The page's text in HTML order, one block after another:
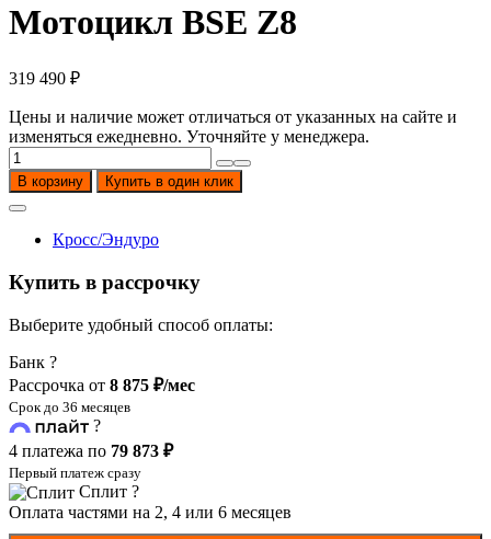
Мотоцикл BSE Z8
319 490 ₽
Цены и наличие может отличаться от указанных на сайте и
изменяться ежедневно. Уточняйте у менеджера.
Количество
товара
Мотоцикл
BSE
В корзину Купить в один клик
Кросс/Эндуро
Купить в рассрочку
Выберите удобный способ оплаты:
Банк ?
Рассрочка от 8 875 ₽/мес
Срок до 36 месяцев
?
4 платежа по 79 873 ₽
Первый платеж сразу
Сплит ?
Оплата частями на 2, 4 или 6 месяцев